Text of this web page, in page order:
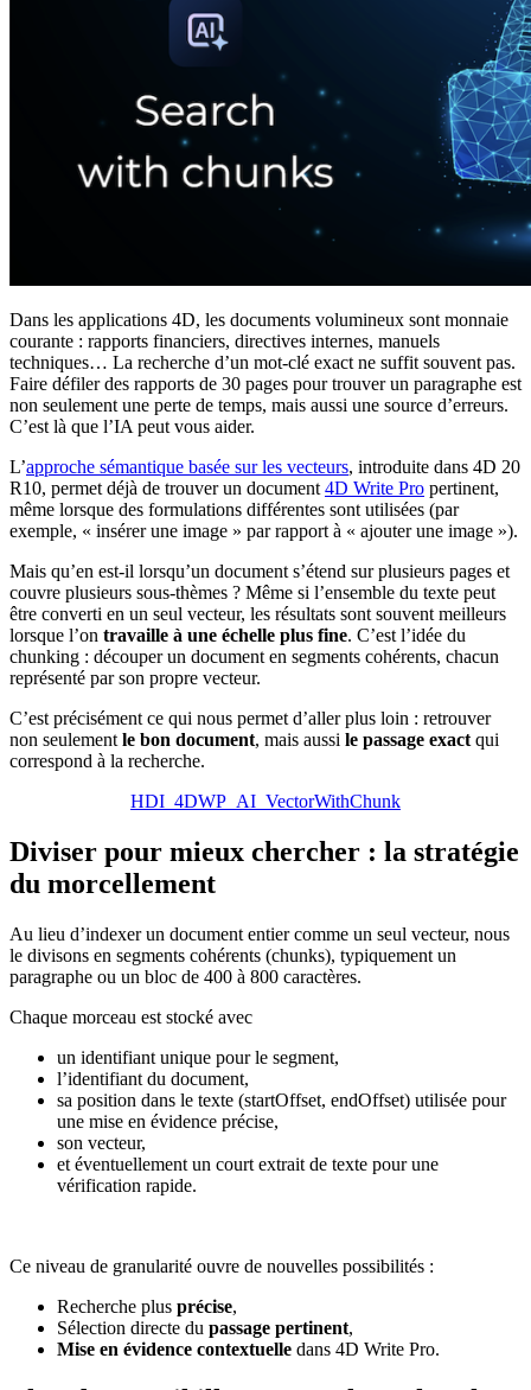
Dans les applications 4D, les documents volumineux sont monnaie
courante : rapports financiers, directives internes, manuels
techniques… La recherche d’un mot-clé exact ne suffit souvent pas.
Faire défiler des rapports de 30 pages pour trouver un paragraphe est
non seulement une perte de temps, mais aussi une source d’erreurs.
C’est là que l’IA peut vous aider.
L’approche sémantique basée sur les vecteurs, introduite dans 4D 20
R10, permet déjà de trouver un document 4D Write Pro pertinent,
même lorsque des formulations différentes sont utilisées (par
exemple, « insérer une image » par rapport à « ajouter une image »).
Mais qu’en est-il lorsqu’un document s’étend sur plusieurs pages et
couvre plusieurs sous-thèmes ? Même si l’ensemble du texte peut
être converti en un seul vecteur, les résultats sont souvent meilleurs
lorsque l’on travaille à une échelle plus fine. C’est l’idée du
chunking : découper un document en segments cohérents, chacun
représenté par son propre vecteur.
C’est précisément ce qui nous permet d’aller plus loin : retrouver
non seulement le bon document, mais aussi le passage exact qui
correspond à la recherche.
HDI_4DWP_AI_VectorWithChunk
Diviser pour mieux chercher : la stratégie
du morcellement
Au lieu d’indexer un document entier comme un seul vecteur, nous
le divisons en segments cohérents (chunks), typiquement un
paragraphe ou un bloc de 400 à 800 caractères.
Chaque morceau est stocké avec
un identifiant unique pour le segment,
l’identifiant du document,
sa position dans le texte (startOffset, endOffset) utilisée pour
une mise en évidence précise,
son vecteur,
et éventuellement un court extrait de texte pour une
vérification rapide.
Ce niveau de granularité ouvre de nouvelles possibilités :
Recherche plus précise,
Sélection directe du passage pertinent,
Mise en évidence contextuelle dans 4D Write Pro.